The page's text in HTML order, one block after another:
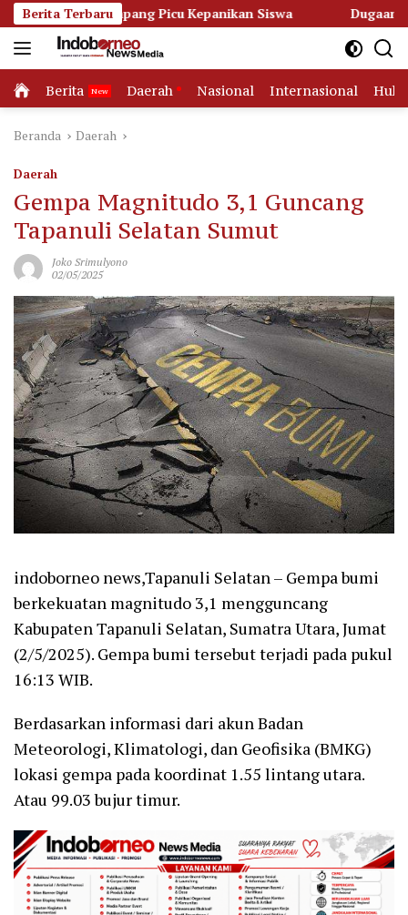
Langsung
ke
konten
Berita Terbaru
Picu Kepanikan Siswa Dugaan Korupsi Dana
Home
Berita Daerah Nasional Internasional
Beranda Daerah
Daerah
Gempa Magnitudo 3,1 Guncang
Tapanuli Selatan Sumut
Joko Srimulyono
02/05/2025
indoborneo news,Tapanuli Selatan – Gempa bumi
berkekuatan magnitudo 3,1 mengguncang
Kabupaten Tapanuli Selatan, Sumatra Utara, Jumat
(2/5/2025). Gempa bumi tersebut terjadi pada pukul
16:13 WIB.
Berdasarkan informasi dari akun Badan
Meteorologi, Klimatologi, dan Geofisika (BMKG)
lokasi gempa pada koordinat 1.55 lintang utara.
Atau 99.03 bujur timur.